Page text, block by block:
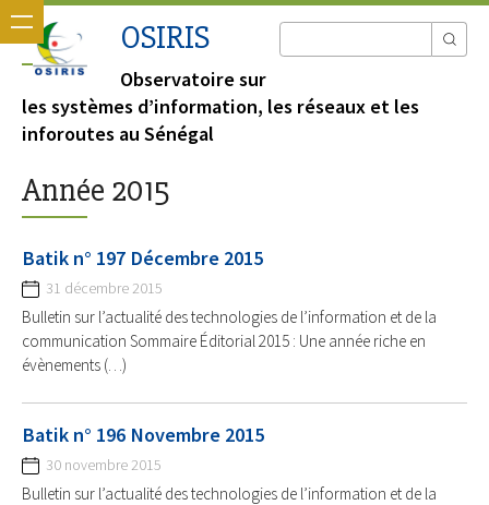
OSIRIS
Observatoire sur
les systèmes d’information, les réseaux et les
inforoutes au Sénégal
Année 2015
Batik n° 197 Décembre 2015
31 décembre 2015
Bulletin sur l’actualité des technologies de l’information et de la
communication Sommaire Éditorial 2015 : Une année riche en
évènements (…)
Batik n° 196 Novembre 2015
30 novembre 2015
Bulletin sur l’actualité des technologies de l’information et de la